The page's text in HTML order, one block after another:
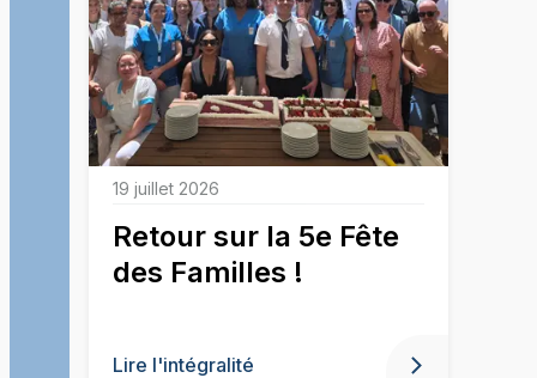
19 juillet 2026
Retour sur la 5e Fête
des Familles !
Lire l'intégralité